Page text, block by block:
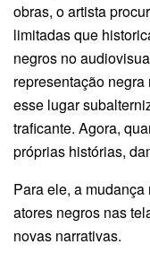
obras, o artista
limitadas que
negros no
representação
esse lugar
traficante. Agora,
próprias histórias,
Para ele, a
atores negros nas
novas narrativas.